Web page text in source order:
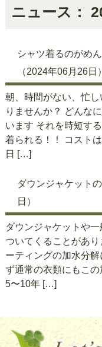
ニュース：
シャツ着るのがめ
（2024年06月26日）
朝、時間がない、忙
りませんか？ どんな
います それを時短す
着られる！！ コスト
日 […]
ダウンジャケット
日）
ダウンジャケットや
ついてくることがあ
ーティングの加水分
ず通常の衣類にもこ
5〜10年 […]